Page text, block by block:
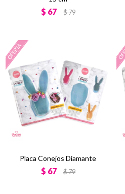
$ 67 $79
Placa Conejos Diamante
$ 67 $79